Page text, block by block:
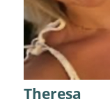
Theresa